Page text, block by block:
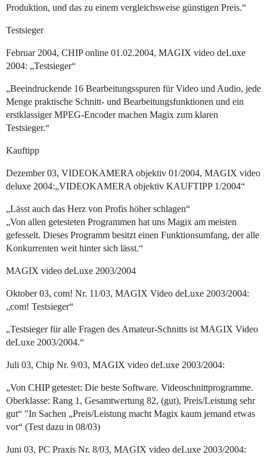
Produktion, und das zu einem vergleichsweise günstigen Preis.“
Testsieger
Februar 2004, CHIP online 01.02.2004, MAGIX video deLuxe
2004: „Testsieger“
„Beeindruckende 16 Bearbeitungsspuren für Video und Audio, jede
Menge praktische Schnitt- und Bearbeitungsfunktionen und ein
erstklassiger MPEG-Encoder machen Magix zum klaren
Testsieger.“
Kauftipp
Dezember 03, VIDEOKAMERA objektiv 01/2004, MAGIX video
deluxe 2004:„VIDEOKAMERA objektiv KAUFTIPP 1/2004“
„Lässt auch das Herz von Profis höher schlagen“
„Von allen getesteten Programmen hat uns Magix am meisten
gefesselt. Dieses Programm besitzt einen Funktionsumfang, der alle
Konkurrenten weit hinter sich lässt.“
MAGIX video deLuxe 2003/2004
Oktober 03, com! Nr. 11/03, MAGIX Video deLuxe 2003/2004:
„com! Testsieger“
„Testsieger für alle Fragen des Amateur-Schnitts ist MAGIX Video
deLuxe 2003/2004.“
Juli 03, Chip Nr. 9/03, MAGIX video deLuxe 2003/2004:
„Von CHIP getestet: Die beste Software. Videoschnittprogramme.
Oberklasse: Rang 1, Gesamtwertung 82, (gut), Preis/Leistung sehr
gut“ "In Sachen „Preis/Leistung macht Magix kaum jemand etwas
vor“ (Test dazu in 08/03)
Juni 03, PC Praxis Nr. 8/03, MAGIX video deLuxe 2003/2004: